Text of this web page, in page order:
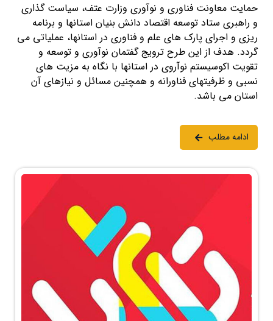
حمایت معاونت فناوری و نوآوری وزارت عتف، سیاست گذاری
و راهبری ستاد توسعه اقتصاد دانش بنیان استانها و برنامه
ریزی و اجرای پارک های علم و فناوری در استانها، عملیاتی می
گردد. هدف از این طرح ترویج گفتمان نوآوری و توسعه و
تقویت اکوسیستم نوآروی در استانها با نگاه به مزیت های
نسبی و ظرفیتهای فناورانه و همچنین مسائل و نیازهای آن
استان می باشد.
ادامه مطلب